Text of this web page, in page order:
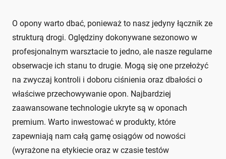
O opony warto dbać, ponieważ to nasz jedyny łącznik ze
strukturą drogi. Oględziny dokonywane sezonowo w
profesjonalnym warsztacie to jedno, ale nasze regularne
obserwacje ich stanu to drugie. Mogą się one przełożyć
na zwyczaj kontroli i doboru ciśnienia oraz dbałości o
właściwe przechowywanie opon. Najbardziej
zaawansowane technologie ukryte są w oponach
premium. Warto inwestować w produkty, które
zapewniają nam całą gamę osiągów od nowości
(wyrażone na etykiecie oraz w czasie testów